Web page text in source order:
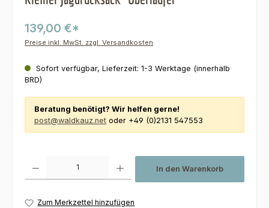
139,00 €*
Preise inkl. MwSt. zzgl. Versandkosten
Sofort verfügbar, Lieferzeit: 1-3 Werktage (innerhalb
BRD)
Beratung benötigt? Wir helfen gerne!
post@waldkauz.net oder +49 (0)2131 547553
In den Warenkorb
Zum Merkzettel hinzufügen